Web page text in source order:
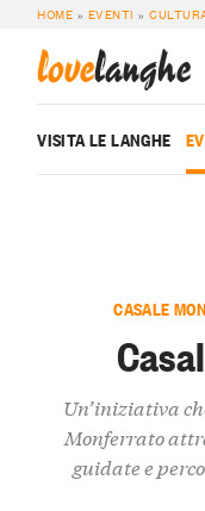
HOME » EVENTI »
lovelanghe
VISITA LE LANGHE
CASALE
Un’iniziativa
Monferrato
guidate e